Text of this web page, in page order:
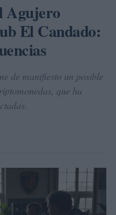
Agujero
El Candado:
de manifiesto un posible
que ha